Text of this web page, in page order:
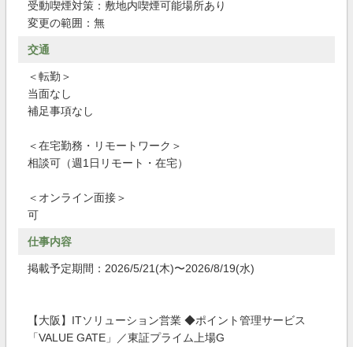
受動喫煙対策：敷地内喫煙可能場所あり
変更の範囲：無
交通
＜転勤＞
当面なし
補足事項なし
＜在宅勤務・リモートワーク＞
相談可（週1日リモート・在宅）
＜オンライン面接＞
可
仕事内容
掲載予定期間：2026/5/21(木)〜2026/8/19(水)
【大阪】ITソリューション営業 ◆ポイント管理サービス
「VALUE GATE」／東証プライム上場G